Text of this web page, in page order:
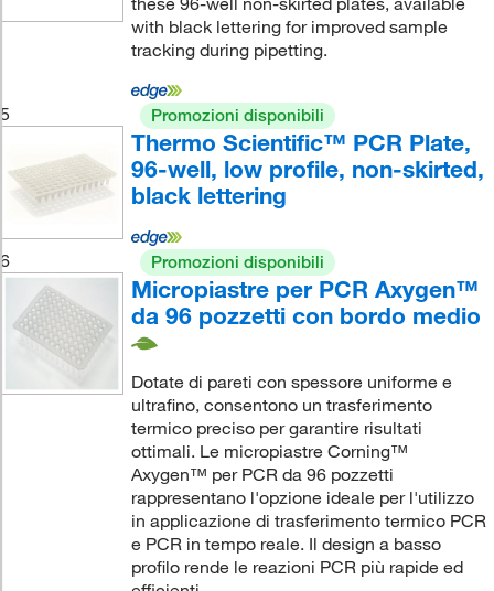
with black lettering for improved sample
tracking during pipetting.
5 Promozioni disponibili
Thermo Scientific™ PCR Plate,
96-well, low profile, non-skirted,
black lettering
6 Promozioni disponibili
Micropiastre per PCR Axygen™
da 96 pozzetti con bordo medio
Dotate di pareti con spessore uniforme e
ultrafino, consentono un trasferimento
termico preciso per garantire risultati
ottimali. Le micropiastre Corning™
Axygen™ per PCR da 96 pozzetti
rappresentano l'opzione ideale per l'utilizzo
in applicazione di trasferimento termico PCR
e PCR in tempo reale. Il design a basso
profilo rende le reazioni PCR più rapide ed